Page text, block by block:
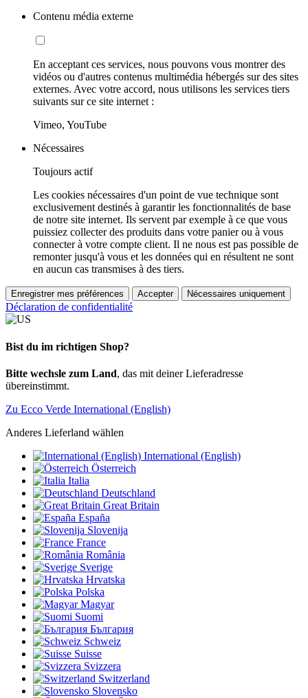
Contenu média externe
En acceptant ces services, nous pouvons vous montrer des
vidéos ou d'autres contenus multimédia hébergés sur des sites
externes. Avec votre accord, nous utilisons les services tiers
suivants sur ce site internet :
Vimeo, YouTube
Nécessaires
Toujours actif
Les cookies nécessaires d'un point de vue technique sont
exclusivement destinés à garantir les fonctionnalités de base
de notre site internet. Ils servent par exemple à ce que vous
puissiez collecter des produits dans votre panier ou à vous
connecter à votre compte client. Il ne nous est pas possible de
remonter jusqu'à vous et les données qui en résultent ne sont
en aucun cas transmises à des tiers.
Enregistrer mes préférences Accepter Nécessaires uniquement
Déclaration de confidentialité
Bist du im richtigen Shop?
Bitte wechsle zum Land, das mit deiner Lieferadresse
übereinstimmt.
Zu Ecco Verde International (English)
Anderes Lieferland wählen
International (English)
Österreich
Italia
Deutschland
Great Britain
España
Slovenija
France
România
Sverige
Hrvatska
Polska
Magyar
Suomi
България
Schweiz
Suisse
Svizzera
Switzerland
Slovensko